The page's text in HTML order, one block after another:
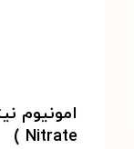
Nitrate )